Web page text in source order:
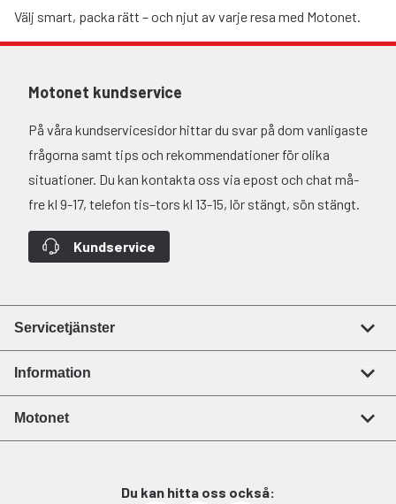
Välj smart, packa rätt – och njut av varje resa med Motonet.
Motonet kundservice
På våra kundservicesidor hittar du svar på dom vanligaste
frågorna samt tips och rekommendationer för olika
situationer. Du kan kontakta oss via epost och chat må-
fre kl 9-17, telefon tis–tors kl 13-15, lör stängt, sön stängt.
Kundservice
Servicetjänster
Information
Motonet
Du kan hitta oss också: